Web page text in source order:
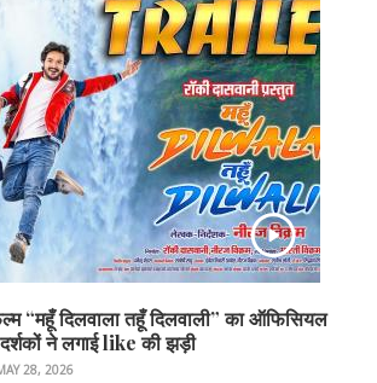
“महूँ दिलवाला तहूँ दिलवाली” का ऑफिसियल
ने लगाई like की झड़ी
28, 2026